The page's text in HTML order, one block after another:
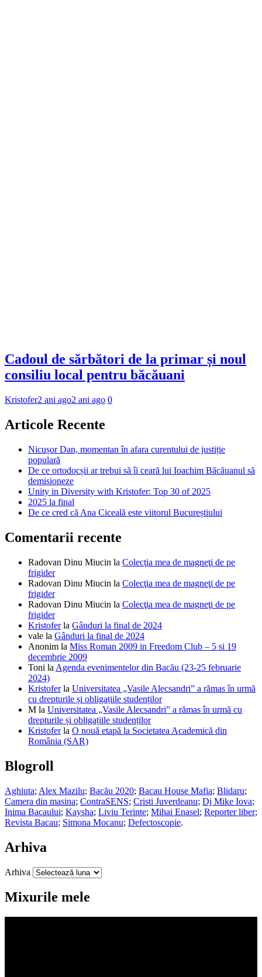
Cadoul de sărbători de la primar și noul
consiliu local pentru băcăuani
Kristofer2 ani ago2 ani ago 0
Articole Recente
Nicușor Dan, momentan în afara curentului de justiție
populară
De ce ortodocșii ar trebui să îi ceară lui Ioachim Băcăuanul să
demisioneze
Unity in Diversity with Kristofer: Top 30 of 2025
2025 la final
De ce cred că Ana Ciceală este viitorul Bucureștiului
Comentarii recente
Radovan Dinu Miucin la Colecţia mea de magneţi de pe
frigider
Radovan Dinu Miucin la Colecţia mea de magneţi de pe
frigider
Radovan Dinu Miucin la Colecţia mea de magneţi de pe
frigider
Kristoferla Gânduri la final de 2024
vale la Gânduri la final de 2024
Anonim la Miss Roman 2009 in Freedom Club – 5 si 19
decembrie 2009
Toni la Agenda evenimentelor din Bacău (23-25 februarie
2024)
Kristoferla Universitatea „Vasile Alecsandri” a rămas în urmă
cu drepturile și obligațiile studenților
M la Universitatea „Vasile Alecsandri” a rămas în urmă cu
drepturile și obligațiile studenților
Kristoferla O nouă etapă la Societatea Academică din
România (SAR)
Blogroll
Aghiuta; Alex Mazilu; Bacău 2020; Bacau House Mafia; Blidaru;
Camera din masina; ContraSENS; Cristi Juverdeanu; Dj Mike Iova;
Inima Bacaului; Kaysha; Liviu Terinte; Mihai Enasel; Reporter liber;
Revista Bacau; Simona Mocanu; Defectoscopie.
Arhiva
Arhiva
Mixurile mele